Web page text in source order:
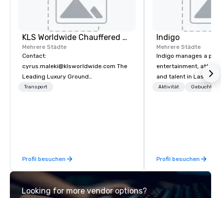
KLS Worldwide Chauffered Services
Mehrere Städte
Contact:
cyrus.maleki@klsworldwide.com The
Leading Luxury Ground
Transportation company since 1998
Transport
Profil besuchen
Indigo
Mehrere Städte
Indigo manages a
entertainment,
and talent in Las
and Atlantic City. We
direct line of
unparalleled
Aktivität Gebuchte
Profil besuchen
Looking for more vendor options?